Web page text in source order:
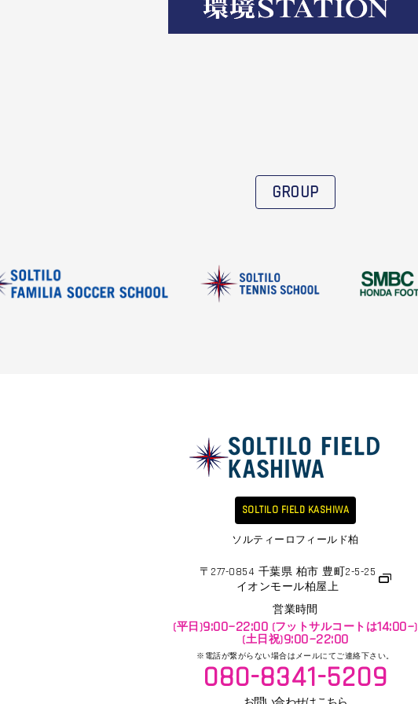
GROUP
SOLTILO FIELD KASHIWA
ソルティーロフィールド柏​
〒277-0854 千葉県 柏市 豊町2-5-25
イオンモール柏屋上
営業時間
(平日)9:00~22:00 (フットサルコートは14:00~)
(土日祝)9:00~22:00
※電話が繋がらない場合はメールにてご連絡下さい。
080-8341-5209